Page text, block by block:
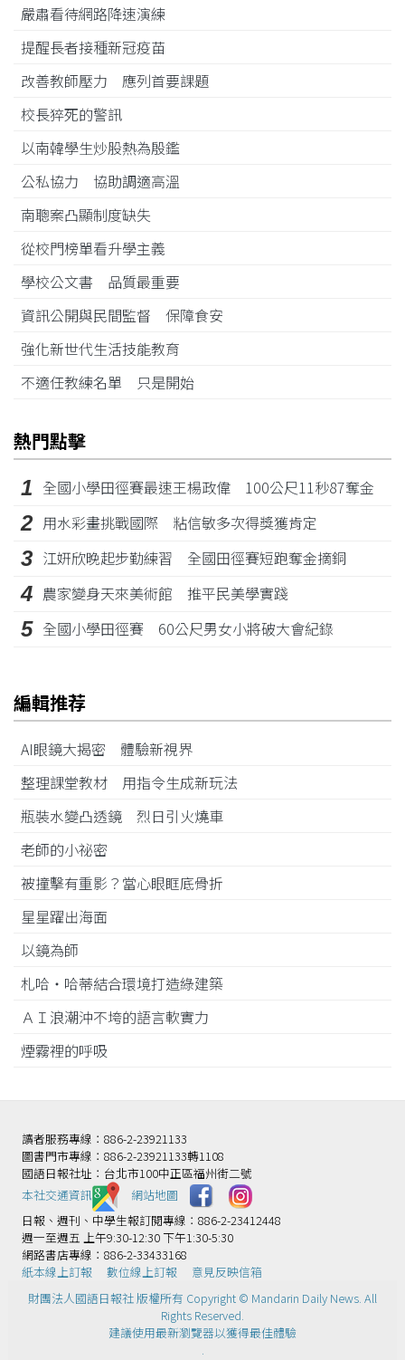
嚴肅看待網路降速演練
提醒長者接種新冠疫苗
改善教師壓力 應列首要課題
校長猝死的警訊
以南韓學生炒股熱為殷鑑
公私協力 協助調適高溫
南聰案凸顯制度缺失
從校門榜單看升學主義
學校公文書 品質最重要
資訊公開與民間監督 保障食安
強化新世代生活技能教育
不適任教練名單 只是開始
熱門點擊
1 全國小學田徑賽最速王楊政偉 100公尺11秒87奪金
2 用水彩畫挑戰國際 粘信敏多次得獎獲肯定
3 江姸欣晚起步勤練習 全國田徑賽短跑奪金摘銅
4 農家變身天來美術館 推平民美學實踐
5 全國小學田徑賽 60公尺男女小將破大會紀錄
編輯推荐
AI眼鏡大揭密 體驗新視界
整理課堂教材 用指令生成新玩法
瓶裝水變凸透鏡 烈日引火燒車
老師的小祕密
被撞擊有重影？當心眼眶底骨折
星星躍出海面
以鏡為師
札哈‧哈蒂結合環境打造綠建築
ＡＩ浪潮沖不垮的語言軟實力
煙霧裡的呼吸
讀者服務專線：886-2-23921133
圖書門市專線：886-2-23921133轉1108
國語日報社址：台北市100中正區福州街二號
本社交通資訊️
網站地圖
日報、週刊、中學生報訂閱專線：886-2-23412448
週一至週五 上午9:30-12:30 下午1:30-5:30
網路書店專線：886-2-33433168
紙本線上訂報
數位線上訂報
意見反映信箱
財團法人國語日報社 版權所有 Copyright © Mandarin Daily News. All
Rights Reserved.
建議使用最新瀏覽器以獲得最佳體驗
.